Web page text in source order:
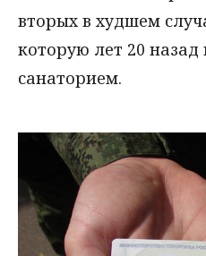
вторых в худшем
которую лет 20
санаторием.